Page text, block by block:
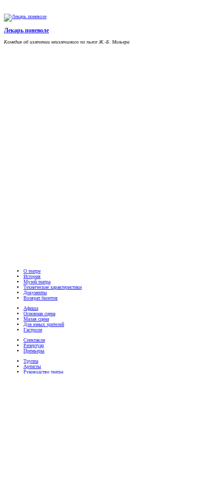
Лекарь поневоле
Комедия об излечении неизлечимого по пьесе Ж.-Б. Мольера
О театре
История
Музей театра
Технические характеристики
Документы
Возврат билетов
Афиша
Основная сцена
Малая сцена
Для юных зрителей
Гастроли
Спектакли
Репертуар
Премьеры
Труппа
Артисты
Руководство театра